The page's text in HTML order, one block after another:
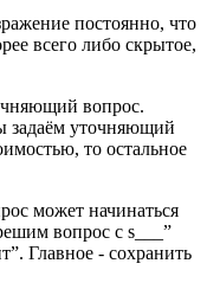
постоянно, что
всего либо скрытое,
вопрос.
задаём уточняющий
то остальное
может начинаться
вопрос с s___”
Главное - сохранить